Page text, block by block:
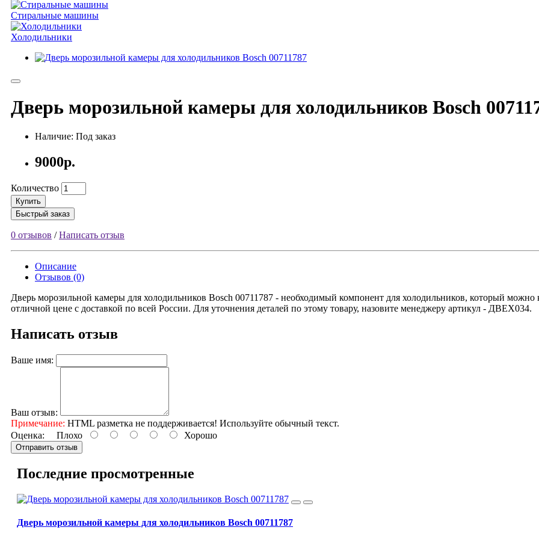
Стиральные машины
Холодильники
Дверь морозильной камеры для холодильников Bosch
Наличие: Под заказ
9000р.
Количество
Купить
Быстрый заказ
0 отзывов /Написать отзыв
Описание
Отзывов (0)
Дверь морозильной камеры для холодильников Bosch 00711787 - необходимый компонент для холодильников, который
отличной цене с доставкой по всей России. Для уточнения деталей по этому товару, назовите менеджеру артикул - ДВЕХ034.
Написать отзыв
Ваше имя:
Ваш отзыв:
Примечание: HTML разметка не поддерживается! Используйте обычный текст.
Оценка: Плохо Хорошо
Отправить отзыв
Последние просмотренные
Дверь морозильной камеры для холодильников Bosch 00711787